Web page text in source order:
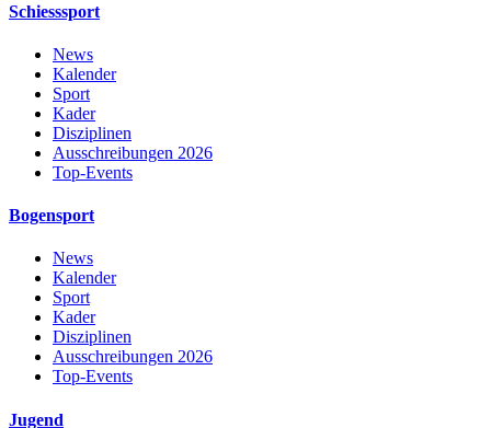
Schiesssport
News
Kalender
Sport
Kader
Disziplinen
Ausschreibungen 2026
Top-Events
Bogensport
News
Kalender
Sport
Kader
Disziplinen
Ausschreibungen 2026
Top-Events
Jugend